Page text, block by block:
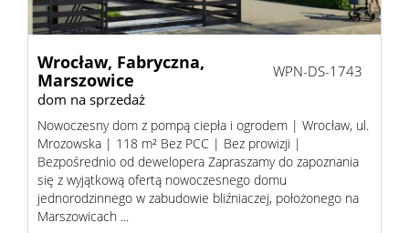
Wrocław, Fabryczna,
Marszowice
dom na sprzedaż
WPN-DS-1743
Nowoczesny dom z pompą ciepła i ogrodem | Wrocław, ul.
Mrozowska | 118 m² Bez PCC | Bez prowizji |
Bezpośrednio od dewelopera Zapraszamy do zapoznania
się z wyjątkową ofertą nowoczesnego domu
jednorodzinnego w zabudowie bliźniaczej, położonego na
Marszowicach ...